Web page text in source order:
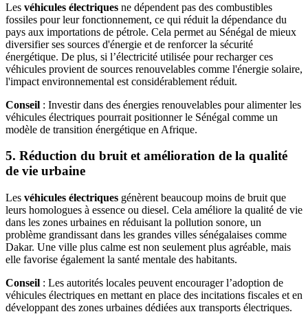
Les véhicules électriques ne dépendent pas des combustibles
fossiles pour leur fonctionnement, ce qui réduit la dépendance du
pays aux importations de pétrole. Cela permet au Sénégal de mieux
diversifier ses sources d'énergie et de renforcer la sécurité
énergétique. De plus, si l’électricité utilisée pour recharger ces
véhicules provient de sources renouvelables comme l'énergie solaire,
l'impact environnemental est considérablement réduit.
Conseil : Investir dans des énergies renouvelables pour alimenter les
véhicules électriques pourrait positionner le Sénégal comme un
modèle de transition énergétique en Afrique.
5. Réduction du bruit et amélioration de la qualité
de vie urbaine
Les véhicules électriques génèrent beaucoup moins de bruit que
leurs homologues à essence ou diesel. Cela améliore la qualité de vie
dans les zones urbaines en réduisant la pollution sonore, un
problème grandissant dans les grandes villes sénégalaises comme
Dakar. Une ville plus calme est non seulement plus agréable, mais
elle favorise également la santé mentale des habitants.
Conseil : Les autorités locales peuvent encourager l’adoption de
véhicules électriques en mettant en place des incitations fiscales et en
développant des zones urbaines dédiées aux transports électriques.